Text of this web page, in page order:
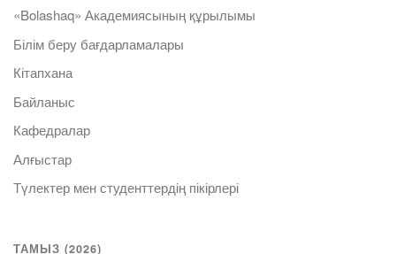
«Bolashaq» Академиясының құрылымы
Білім беру бағдарламалары
Кітапхана
Байланыс
Кафедралар
Алғыстар
Түлектер мен студенттердің пікірлері
ТАМЫЗ (2026)